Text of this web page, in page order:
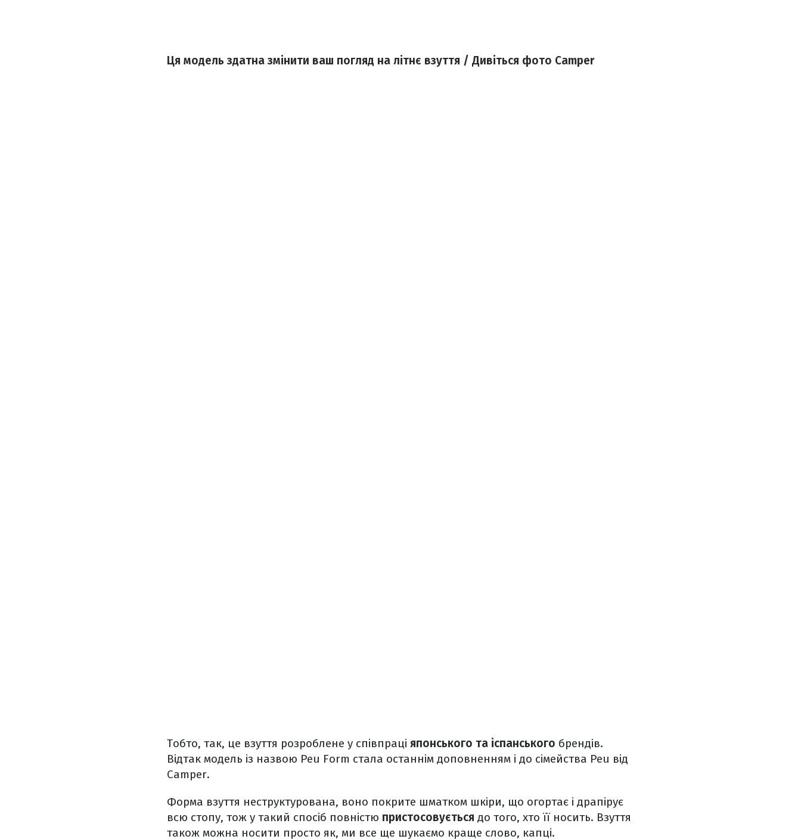
Ця модель здатна змінити ваш погляд на літнє взуття / Дивіться фото Camper
Тобто, так, це взуття розроблене у співпраці японського та іспанського брендів.
Відтак модель із назвою Peu Form стала останнім доповненням і до сімейства Peu від
Camper.
Форма взуття неструктурована, воно покрите шматком шкіри, що огортає і драпірує
всю стопу, тож у такий спосіб повністю пристосовується до того, хто її носить. Взуття
також можна носити просто як, ми все ще шукаємо краще слово, капці.